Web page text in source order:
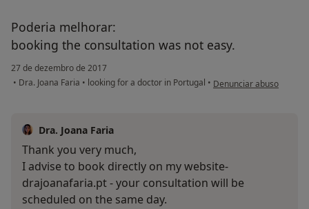
Poderia melhorar:
booking the consultation was not easy.
27 de dezembro de 2017
• Dra. Joana Faria • looking for a doctor in Portugal • na opinião do utilizador
Denunciar abuso
Dra. Joana Faria
Thank you very much,
I advise to book directly on my website-
drajoanafaria.pt - your consultation will be
scheduled on the same day.